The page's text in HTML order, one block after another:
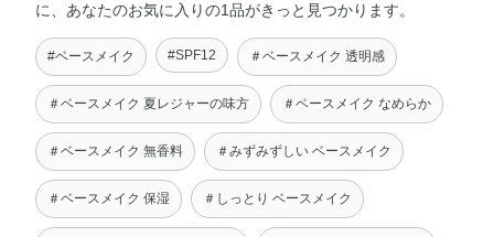
に、あなたのお気に入りの1品がきっと見つかります。
#ベースメイク #SPF12 ＃ベースメイク 透明感
＃ベースメイク 夏レジャーの味方 ＃ベースメイク なめらか
＃ベースメイク 無香料 ＃みずみずしい ベースメイク
＃ベースメイク 保湿 ＃しっとり ベースメイク